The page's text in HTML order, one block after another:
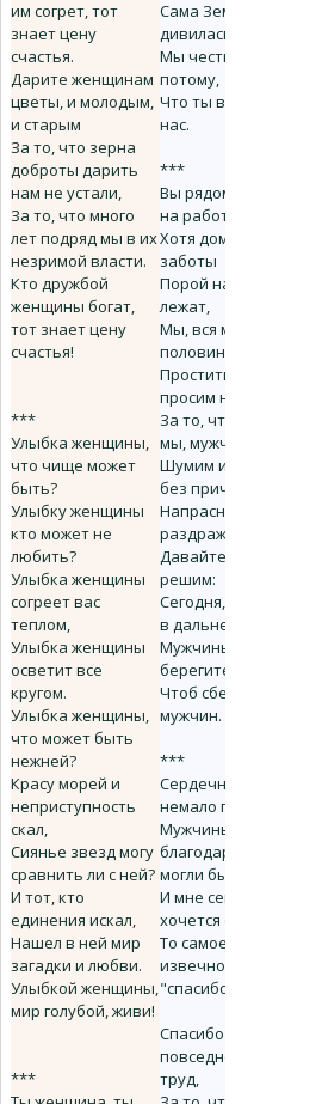
им согрет, тот
знает цену
счастья.
Дарите женщинам
цветы, и молодым,
и старым
За то, что зерна
доброты дарить
нам не устали,
За то, что много
лет подряд мы в их
незримой власти.
Кто дружбой
женщины богат,
тот знает цену
счастья!
***
Улыбка женщины,
что чище может
быть?
Улыбку женщины
кто может не
любить?
Улыбка женщины
согреет вас
теплом,
Улыбка женщины
осветит все
кругом.
Улыбка женщины,
что может быть
нежней?
Красу морей и
неприступность
скал,
Сиянье звезд могу
сравнить ли с ней?
И тот, кто
единения искал,
Нашел в ней мир
загадки и любви.
Улыбкой женщины,
мир голубой, живи!
***
Сама Земля
дивилась подчас,
Мы честные лишь
потому,
Что ты воспитала
нас.
***
Вы рядом с нами
на работе,
Хотя домашние
заботы
Порой на Вас еще
лежат,
Мы, вся мужская
половина,
Простить сегодня
просим нас
За то, что часто
мы, мужчины,
Шумим и спорим
без причины,
Напрасно
раздражая Вас.
Давайте навсегда
решим:
Сегодня, завтра и
в дальнейшем,
Мужчины,
берегите женщин,
Чтоб сберегли они
мужчин.
***
Сердечных слов
немало подыскать
Мужчины
благодарные
могли бы...
И мне сегодня
хочется сказать
То самое,
извечное
"спасибо".
Спасибо вам за
повседневный
труд,